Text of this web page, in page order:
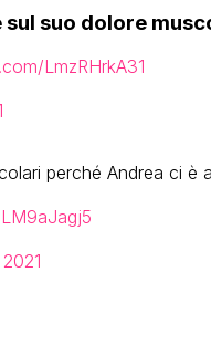
suo dolore
LmzRHrkA31
perché Andrea ci è